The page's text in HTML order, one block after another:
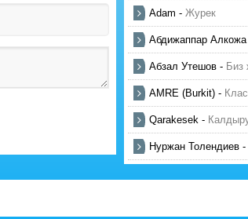
Adam - Журек
Абдижаппар Алкожа
Абзал Утешов - Биз
AMRE (Burkit) -
Qarakesek -
Нуржан Толендиев -